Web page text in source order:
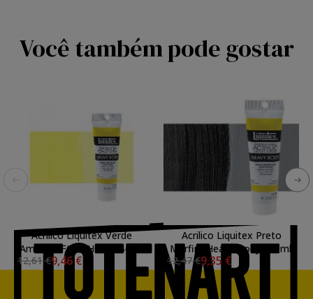
Você também pode gostar
Acrilico Liquitex Verde
Amarelo Ftalo Heavy Body,
59 ml.
12,61 €9,46 €
Acrilico Liquitex Preto
Marfim Heavy Body, 59 ml.
12,47 €9,35 €